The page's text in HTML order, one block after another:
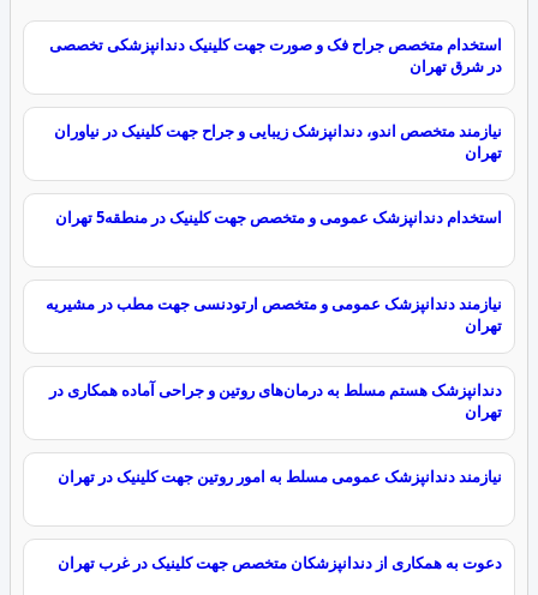
استخدام متخصص جراح فک و صورت جهت کلینیک دندانپزشکی تخصصی
در شرق تهران
نیازمند متخصص اندو، دندانپزشک زیبایی و جراح جهت کلینیک در نیاوران
تهران
استخدام دندانپزشک عمومی و متخصص جهت کلینیک در منطقه5 تهران
نیازمند دندانپزشک عمومی و متخصص ارتودنسی جهت مطب در مشیریه
تهران
دندانپزشک هستم مسلط به درمان‌های روتین و جراحی آماده همکاری در
تهران
نیازمند دندانپزشک عمومی مسلط به امور روتین جهت کلینیک در تهران
دعوت به همکاری از دندانپزشکان متخصص جهت کلینیک در غرب تهران